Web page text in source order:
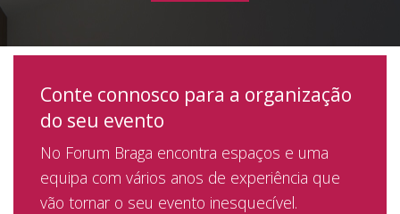
Conte connosco para a organização
do seu evento
No Forum Braga encontra espaços e uma
equipa com vários anos de experiência que
vão tornar o seu evento inesquecível.